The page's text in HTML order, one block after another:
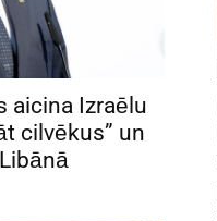
aicina Izraēlu
cilvēkus” un